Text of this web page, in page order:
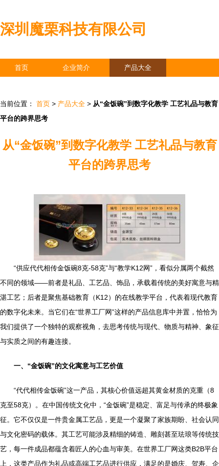
深圳魔栗科技有限公司
首页 企业简介 产品大全
当前位置： 首页 > 产品大全 > 从“金饭碗”到数字化教学 工艺礼品与教育
平台的跨界思考
从“金饭碗”到数字化教学 工艺礼品与教育
平台的跨界思考
“供应代代相传金饭碗8克-58克”与“教学K12网”，看似分属两个截然
不同的领域——前者是礼品、工艺品、饰品，承载着传统的美好寓意与精
湛工艺；后者是聚焦基础教育（K12）的在线教学平台，代表着现代教育
的数字化未来。当它们在“世界工厂网”这样的产品信息库中并置，恰恰为
我们提供了一个独特的观察视角，去思考传统与现代、物质与精神、象征
与实质之间的有趣连接。
一、“金饭碗”的文化寓意与工艺价值
“代代相传金饭碗”这一产品，其核心价值远超其黄金材质的克重（8
克至58克）。在中国传统文化中，“金饭碗”是稳定、富足与传承的终极象
征。它不仅仅是一件贵金属工艺品，更是一个凝聚了家族期盼、社会认同
与文化密码的载体。其工艺可能涉及精细的铸造、雕刻甚至珐琅等传统技
艺，每一件成品都蕴含着匠人的心血与审美。在世界工厂网这类B2B平台
上，这类产品作为礼品或高端工艺品进行供应，满足的是婚庆、贺寿、企